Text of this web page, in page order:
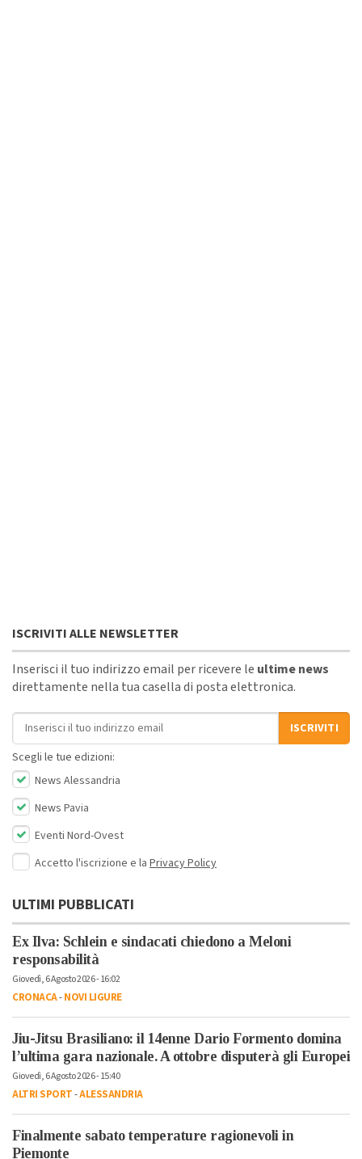
ISCRIVITI ALLE NEWSLETTER
Inserisci il tuo indirizzo email per ricevere le ultime news
direttamente nella tua casella di posta elettronica.
Indirizzo email
ISCRIVITI
Scegli le tue edizioni:
News Alessandria
News Pavia
Eventi Nord-Ovest
Accetto l'iscrizione e la Privacy Policy
ULTIMI PUBBLICATI
Ex Ilva: Schlein e sindacati chiedono a Meloni
responsabilità
Giovedì, 6 Agosto 2026 - 16:02
CRONACA-NOVI LIGURE
Jiu-Jitsu Brasiliano: il 14enne Dario Formento domina
l’ultima gara nazionale. A ottobre disputerà gli Europei
Giovedì, 6 Agosto 2026 - 15:40
ALTRI SPORT-ALESSANDRIA
Finalmente sabato temperature ragionevoli in
Piemonte